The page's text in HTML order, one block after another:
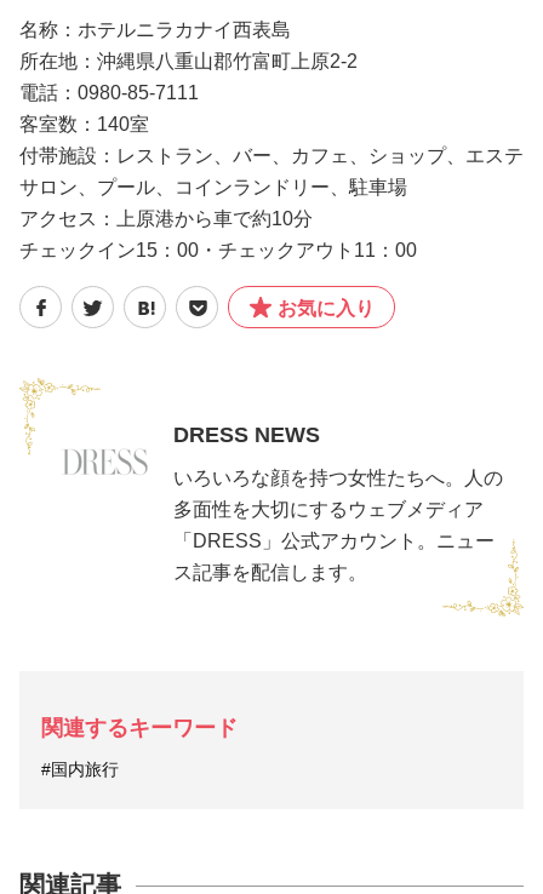
名称：ホテルニラカナイ西表島
所在地：沖縄県八重山郡竹富町上原2-2
電話：0980-85-7111
客室数：140室
付帯施設：レストラン、バー、カフェ、ショップ、エステ
サロン、プール、コインランドリー、駐車場
アクセス：上原港から車で約10分
チェックイン15：00・チェックアウト11：00
お気に入り
DRESS NEWS
いろいろな顔を持つ女性たちへ。人の
多面性を大切にするウェブメディア
「DRESS」公式アカウント。ニュー
ス記事を配信します。
関連するキーワード
#国内旅行
関連記事